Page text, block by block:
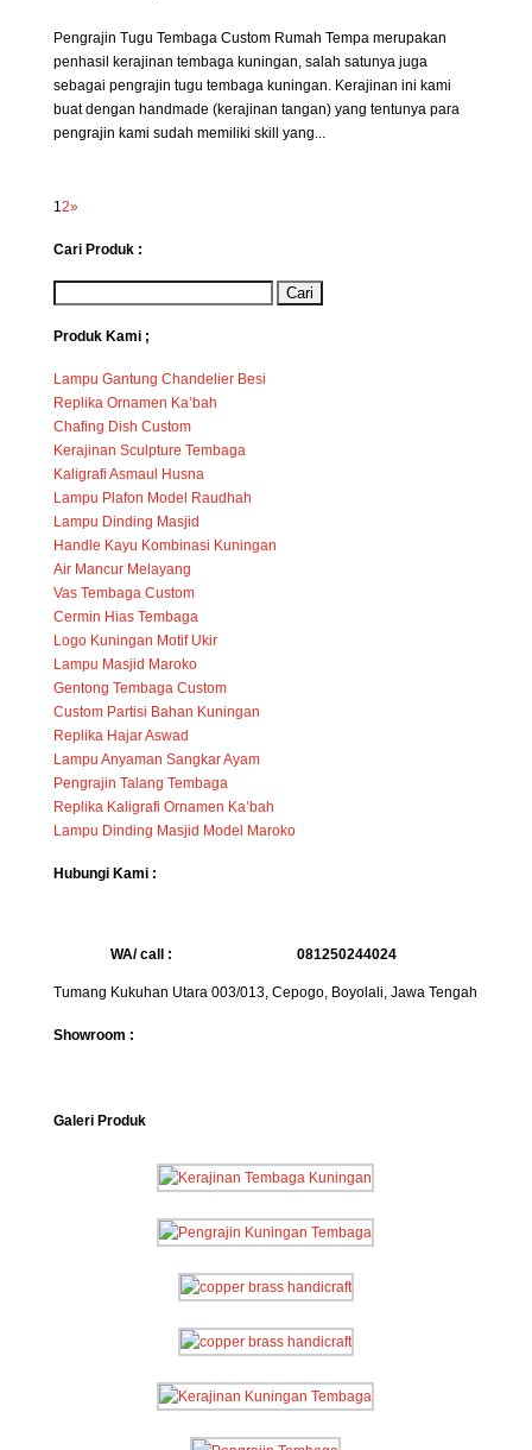
Pengrajin Tugu Tembaga Custom Rumah Tempa merupakan
penhasil kerajinan tembaga kuningan, salah satunya juga
sebagai pengrajin tugu tembaga kuningan. Kerajinan ini kami
buat dengan handmade (kerajinan tangan) yang tentunya para
pengrajin kami sudah memiliki skill yang...
12»
Cari Produk :
Produk Kami ;
Lampu Gantung Chandelier Besi
Replika Ornamen Ka’bah
Chafing Dish Custom
Kerajinan Sculpture Tembaga
Kaligrafi Asmaul Husna
Lampu Plafon Model Raudhah
Lampu Dinding Masjid
Handle Kayu Kombinasi Kuningan
Air Mancur Melayang
Vas Tembaga Custom
Cermin Hias Tembaga
Logo Kuningan Motif Ukir
Lampu Masjid Maroko
Gentong Tembaga Custom
Custom Partisi Bahan Kuningan
Replika Hajar Aswad
Lampu Anyaman Sangkar Ayam
Pengrajin Talang Tembaga
Replika Kaligrafi Ornamen Ka’bah
Lampu Dinding Masjid Model Maroko
Hubungi Kami :
WA/ call : 081250244024
Tumang Kukuhan Utara 003/013, Cepogo, Boyolali, Jawa Tengah
Showroom :
Galeri Produk